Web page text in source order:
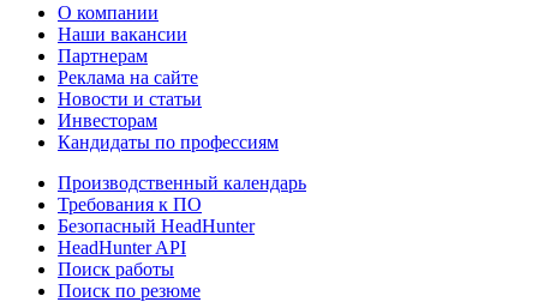
О компании
Наши вакансии
Партнерам
Реклама на сайте
Новости и статьи
Инвесторам
Кандидаты по профессиям
Производственный календарь
Требования к ПО
Безопасный HeadHunter
HeadHunter API
Поиск работы
Поиск по резюме